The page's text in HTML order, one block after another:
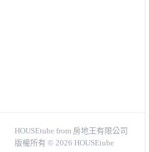
HOUSEtube from 房地王有限公司
版權所有 © 2026 HOUSEtube